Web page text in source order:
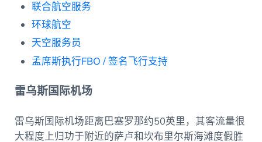
联合航空服务
环球航空
天空服务员
孟席斯执行FBO / 签名飞行支持
雷乌斯国际机场
雷乌斯国际机场距离巴塞罗那约50英里，其客流量很
大程度上归功于附近的萨卢和坎布里尔斯海滩度假胜